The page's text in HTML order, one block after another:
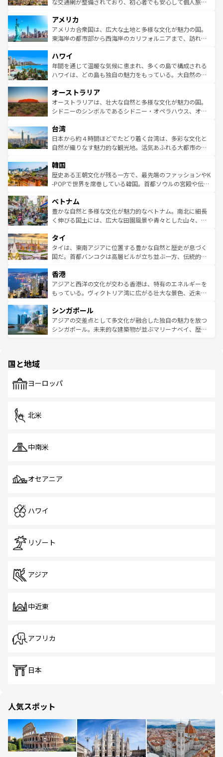
ンツ一覧を参照してほしい。
な交通網が整備されており、初心者でも安心して個人旅行
の建物がそのまま残る町や、スイスならではのユニークな
博物館もあり、アルプス観光だけでなく町歩きも満喫する
ことができる。国民の所得が高いため物価も高いが、旅行
ば市内交通費無料で観光を楽しむこともできる。 なお、新
着のスイス情報はコンテンツ一覧 を参照してほしい。
アメリカ
アメリカ合衆国は、広大な土地と多様な文化が魅力の国。
東海岸の都市部から西海岸のカリフォルニアまで、訪れる
のような巨大都市は、観光、ショッピング、エンターテイ
ンメントが詰まった刺激的なスポットだ。一方、アメリカ
西部には大自然が広がり、グランドキャニオンやイエロー
部のニューオーリンズでは、音楽と美食が融合した独特の
文化が魅力。旅行者はアメリカの各地域で異なる魅力を楽
しみながら、その多様性と豊かな歴史を感じることができ
ならではの贅沢な旅のスタイルだ。 なお、新着のアメリカ
情報はコンテンツ一覧を参照してほしい。
ハワイ
年間を通じて温暖な気候に恵まれ、多くの島で構成される
ハワイは、どの島も独自の魅力をもっている。大自然の神
ワイ島は見逃せない。また、定番の観光地といえばオアフ
島だが、静かな自然を求めるならマウイ島やカウアイ島が
おすすめ。エメラルドグリーンに輝く海をはじめ、豊かな
れるおもてなしの心で訪れる人々を迎えてくれるハワイの
人々、おいしいローカルフードやハワイアンミュージッ
ク、伝統的なフラダンスなど、すべてがハワイの魅力を彩
ワイを、存分に味わってほしい。 なお、新着のハワイ情報
はコンテンツ一覧を参照してほしい。
オーストラリア
オーストラリアは、壮大な自然と多様な文化が魅力の国。
シドニーのシンボルであるシドニー・オペラハウス、オー
リアリーフや大陸中央部にそびえるウルル（エアーズロッ
ク）、タスマニアの美しい原生林やケアンズの熱帯雨林な
ど、見どころがたくさん。また、カフェやワイン、オージ
いる。アクティビティも充実しており、サーフィンやダイ
ビング、ハイキングなど、アウトドア好きにはたまらな
い。オーストラリアの多彩な魅力を存分に味わいつくそ
参照してほしい。
台湾
日本から約４時間ほどでたどり着く台湾は、多彩な文化と
自然が織りなす魅力的な観光地。活気あふれる大都市の台
ン）、静ひつな山岳地帯である台湾東部など、都市の喧騒
と山間の静けさが共存しており、訪れる人に新しい発見と
驚きをもたらしてくれる。また、奥深い台湾の食文化も魅
容にもいいと評判のスイーツなど、バラエティ豊かな料理
が味わえる。 なお、新着の台湾情報は コンテンツ一覧を参
照してほしい。
韓国
歴史ある王朝文化が残る一方で、最先端のファッションやK
-POPで世界を席巻している韓国。首都ソウルの宮殿や伝統
き、地方に足を延ばせば四季折々の自然美を楽しむことが
できる。そして、キムチや焼肉、絶品のストリートフード
まで、さまざまな韓国料理が待っている。夜には、韓国な
リティに包まれながら、韓国の多彩な魅力を心ゆくまで味
わってみてほしい。 なお、新着の韓国情報はコンテンツ一
覧を参照してほしい。
ベトナム
豊かな自然と多様な文化が魅力的なベトナム。南北に細長
く伸びる国土には、広大な田園風景や青々とした山々、世
急速な発展と共に伝統が息づく。ハノイの古い町並みやホ
ーチミン市のフランス統治時代の建物も、独特の雰囲気を
醸し出している。また、バラエティの豊かさとおいしさで
とつ。フォーやバインミー、ベトナムコーヒーなどは、ぜ
ひ現地で味わいたい。どの地域を訪れてもあたたかい人々
が旅行者を迎えてくれるので、きっと忘れられない旅にな
参照してほしい。
タイ
タイは、東南アジアに位置する豊かな自然と歴史が息づく
国だ。首都バンコクは高層ビルが立ち並ぶ一方、伝統的な
の活気が交差している。北部ではチェンマイなどの山岳地
帯で自然と触れ合い、南部ではプーケットやクラビの美し
いビーチでリゾート気分を楽しむことができる。タイ料理
激する。気候は一年中温暖で、どの季節にも異なる楽しみ
が待っている。親しみやすいタイの人々、仏教を中心とし
た文化、そして多様な観光資源が、訪れる旅人を魅了し続
香港
アジアと西洋の文化が交わる香港は、特有のエネルギーを
もっている。ヴィクトリア湾に広がる壮大な景色、近未来
み、どこを訪れても感動するはず。観光スポットが密集し
ており、効率よく見どころを回れるのも魅力。息をのむよ
うな絶景から文化的な体験まで、香港を存分に楽しみ尽く
シンガポール
アジアの交差点として多文化が融合した独自の魅力を放つ
シンガポール。未来的な建築物が並ぶマリーナベイ、歴史
で、ホーカーズは地元の風情を楽しめる外せないスポット
国と地域
ヨーロッパ
北米
中南米
オセアニア
ハワイ
リゾート
アジア
中近東
アフリカ
日本
人気スポット